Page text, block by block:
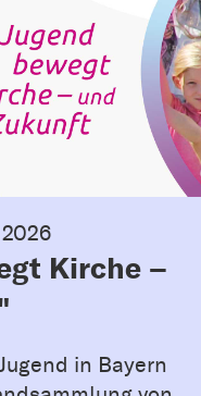
Kirche –
in Bayern